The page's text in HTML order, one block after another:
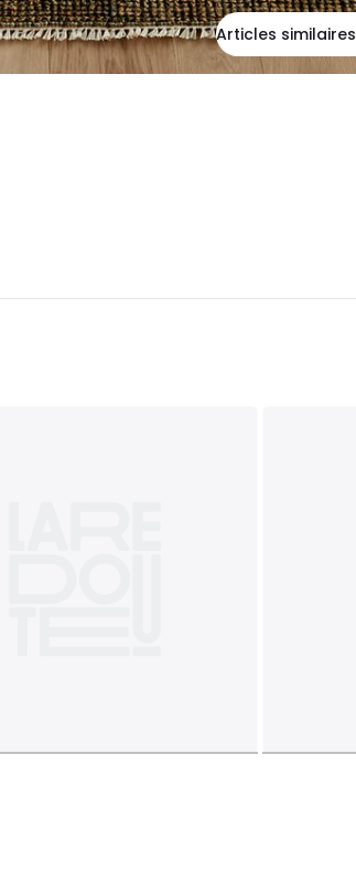
Articles similaires